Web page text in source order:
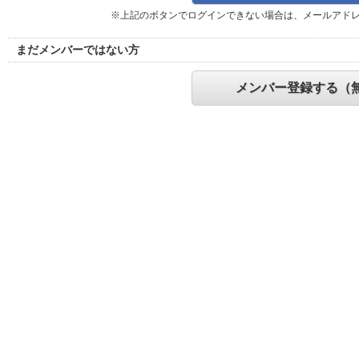
※上記のボタンでログインできない場合は、メールアド
まだメンバーではない方
メンバー登録する（